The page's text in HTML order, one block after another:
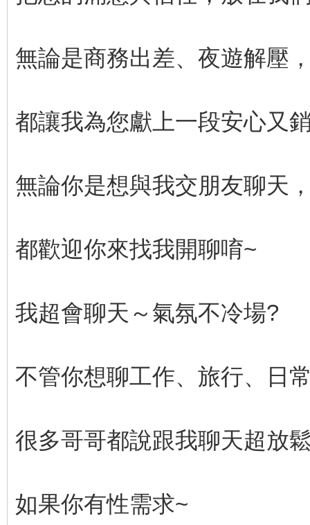
無論是商務出差、夜遊解壓
都讓我為您獻上一段安心又
無論你是想與我交朋友聊天
都歡迎你來找我開聊唷~
我超會聊天～氣氛不冷場?
不管你想聊工作、旅行、日
很多哥哥都說跟我聊天超放
如果你有性需求~